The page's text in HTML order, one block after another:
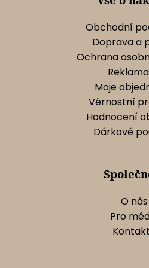
v
k
y
v
ý
p
i
s
u
Obchodní
Doprava a
Ochrana
Moje
Věrnostní
Hodnocení
Dárkové
O nás
Pro